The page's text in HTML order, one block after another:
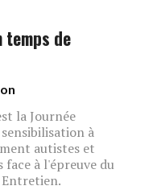
temps de
la Journée
à
autistes et
à l'épreuve du